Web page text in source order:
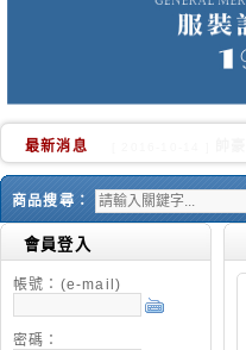
最新消息
商品搜尋：
會員登入
帳號：(e-mail)
密碼：